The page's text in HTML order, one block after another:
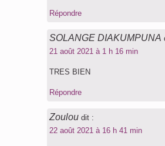
Répondre
SOLANGE DIAKUMPUNA
21 août 2021 à 1 h 16 min
TRES BIEN
Répondre
Zoulou dit :
22 août 2021 à 16 h 41 min